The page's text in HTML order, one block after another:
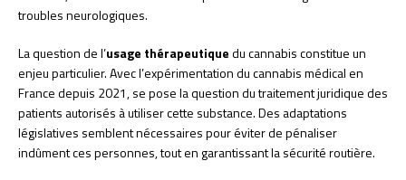
troubles neurologiques.
La question de l’usage thérapeutiquedu cannabis constitue un
enjeu particulier. Avec l’expérimentation du cannabis médical en
France depuis 2021, se pose la question du traitement juridique des
patients autorisés à utiliser cette substance. Des adaptations
législatives semblent nécessaires pour éviter de pénaliser
indûment ces personnes, tout en garantissant la sécurité routière.